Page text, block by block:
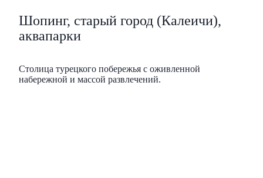
Шопинг, старый город (Калеичи),
аквапарки
Столица турецкого побережья с оживленной
набережной и массой развлечений.